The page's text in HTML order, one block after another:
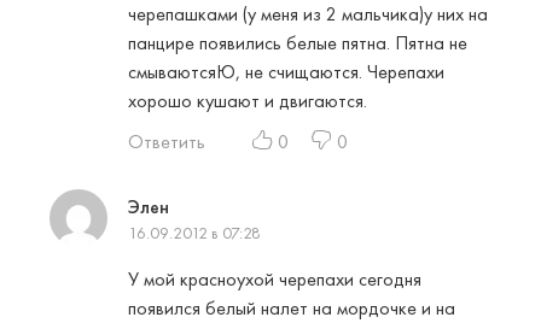
черепашками (у меня из 2 мальчика)у них на
панцире появились белые пятна. Пятна не
смываютсяЮ, не счищаются. Черепахи
хорошо кушают и двигаются.
Ответить
0 0
Элен
16.09.2012 в 07:28
У мой красноухой черепахи сегодня
появился белый налет на мордочке и на